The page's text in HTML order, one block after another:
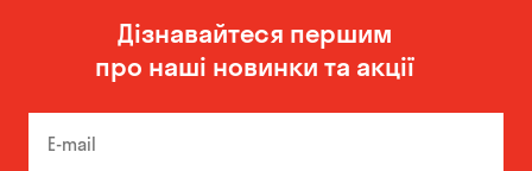
Бориспіль Боярка
Бровари Буча
Дізнавайтеся першим
про наші новинки та акції